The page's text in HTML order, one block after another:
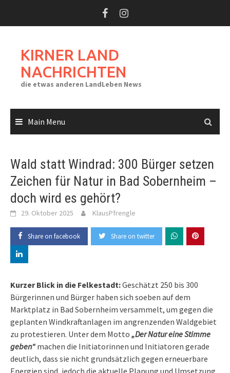
KIRNER LAND
NACHRICHTEN
die etwas anderen LandLeben News
Main Menu
Wald statt Windrad: 300 Bürger setzen
Zeichen für Natur in Bad Sobernheim –
doch wird es gehört?
29. Oktober 2025 KlausPfrengle
Share on facebook Share on twitter
Kurzer Blick in die Felkestadt:Geschätzt 250 bis 300
Bürgerinnen und Bürger haben sich soeben auf dem
Marktplatz in Bad Sobernheim versammelt, um gegen die
geplanten Windkraftanlagen im angrenzenden Waldgebiet
zu protestieren. Unter dem Motto „Der Natur eine Stimme
geben“ machen die Initiatorinnen und Initiatoren gerade
deutlich, dass sie nicht grundsätzlich gegen erneuerbare
Energien sind, jedoch die aktuelle Planung und Umsetzung